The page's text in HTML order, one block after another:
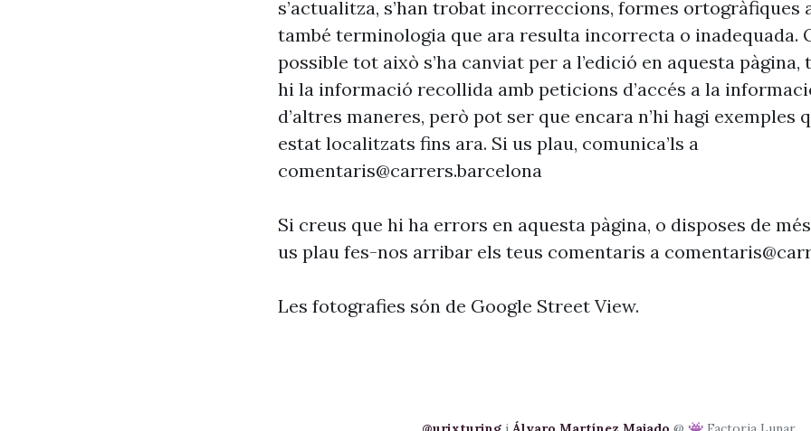
s’actualitza, s’han trobat incorreccions, formes ortogràfiques
també terminologia que ara resulta incorrecta o inadequada.
possible tot això s’ha canviat per a l’edició en aquesta
hi la informació recollida amb peticions d’accés a la
d’altres maneres, però pot ser que encara n’hi hagi exemples
estat localitzats fins ara. Si us plau, comunica’ls a
comentaris@carrers.barcelona
Si creus que hi ha errors en aquesta pàgina, o disposes de
us plau fes-nos arribar els teus comentaris a
Les fotografies són de Google Street View.